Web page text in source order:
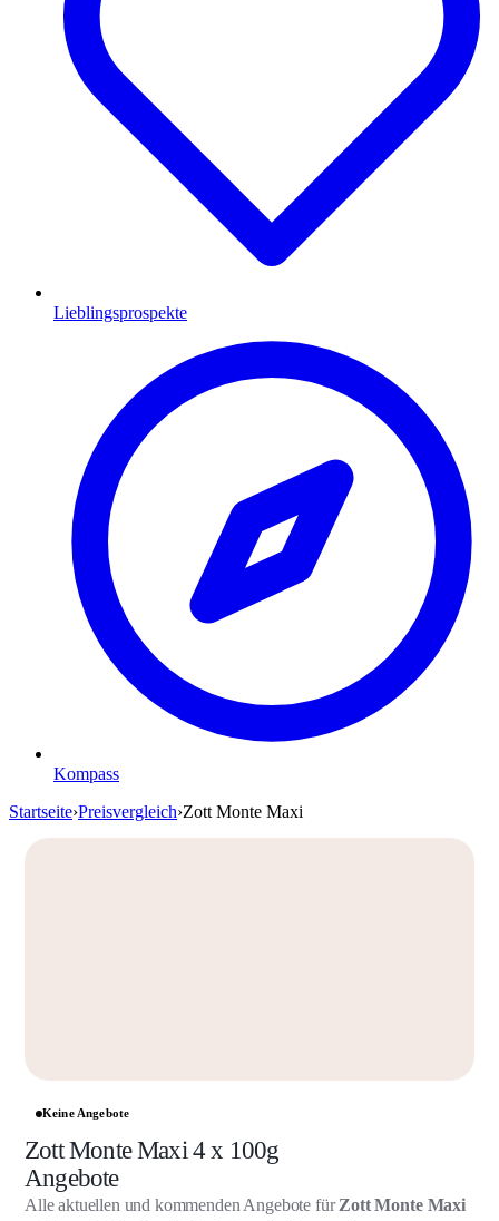
Lieblingsprospekte
Kompass
Startseite›Preisvergleich›Zott Monte Maxi
Keine Angebote
Zott Monte Maxi 4 x 100g
Angebote
Alle aktuellen und kommenden Angebote fürZott Monte Maxi